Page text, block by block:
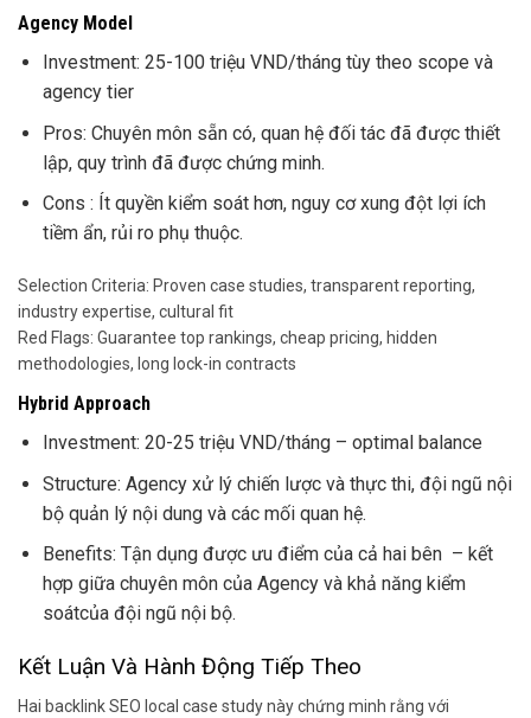
Agency Model
Investment: 25-100 triệu VND/tháng tùy theo scope và
agency tier
Pros: Chuyên môn sẵn có, quan hệ đối tác đã được thiết
lập, quy trình đã được chứng minh.
Cons : Ít quyền kiểm soát hơn, nguy cơ xung đột lợi ích
tiềm ẩn, rủi ro phụ thuộc.
Selection Criteria: Proven case studies, transparent reporting,
industry expertise, cultural fit
Red Flags: Guarantee top rankings, cheap pricing, hidden
methodologies, long lock-in contracts
Hybrid Approach
Investment: 20-25 triệu VND/tháng – optimal balance
Structure: Agency xử lý chiến lược và thực thi, đội ngũ nội
bộ quản lý nội dung và các mối quan hệ.
Benefits: Tận dụng được ưu điểm của cả hai bên – kết
hợp giữa chuyên môn của Agency và khả năng kiểm
soátcủa đội ngũ nội bộ.
Kết Luận Và Hành Động Tiếp Theo
Hai backlink SEO local case study này chứng minh rằng với